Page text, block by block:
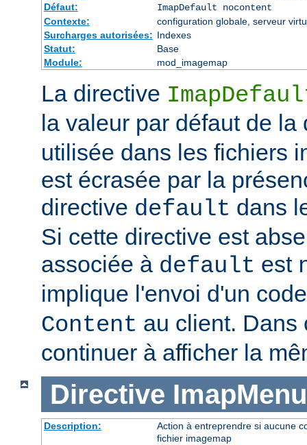
Défaut:
ImapDefault nocontent
Contexte:
configuration globale, serveur
Surcharges autorisées: Indexes
Statut:
Base
Module:
mod_imagemap
La directive
la valeur par défaut de
utilisée dans les fichiers
est écrasée par la
directive default dans
Si cette directive est
associée à default est
implique l'envoi d'un
Content au client. Dans
continuer à afficher la
Directive ImapMenu
Description:
Action à entreprendre si aucune
fichier imagemap